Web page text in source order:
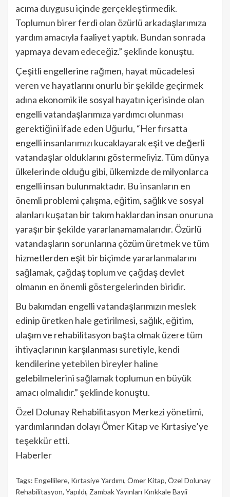
acıma duygusu içinde gerçekleştirmedik.
Toplumun birer ferdi olan özürlü arkadaşlarımıza
yardım amacıyla faaliyet yaptık. Bundan sonrada
yapmaya devam edeceğiz.” şeklinde konuştu.
Çeşitli engellerine rağmen, hayat mücadelesi
veren ve hayatlarını onurlu bir şekilde geçirmek
adına ekonomik ile sosyal hayatın içerisinde olan
engelli vatandaşlarımıza yardımcı olunması
gerektiğini ifade eden Uğurlu, “Her fırsatta
engelli insanlarımızı kucaklayarak eşit ve değerli
vatandaşlar olduklarını göstermeliyiz. Tüm dünya
ülkelerinde olduğu gibi, ülkemizde de milyonlarca
engelli insan bulunmaktadır. Bu insanların en
önemli problemi çalışma, eğitim, sağlık ve sosyal
alanları kuşatan bir takım haklardan insan onuruna
yaraşır bir şekilde yararlanamamalarıdır. Özürlü
vatandaşların sorunlarına çözüm üretmek ve tüm
hizmetlerden eşit bir biçimde yararlanmalarını
sağlamak, çağdaş toplum ve çağdaş devlet
olmanın en önemli göstergelerinden biridir.
Bu bakımdan engelli vatandaşlarımızın meslek
edinip üretken hale getirilmesi, sağlık, eğitim,
ulaşım ve rehabilitasyon başta olmak üzere tüm
ihtiyaçlarının karşılanması suretiyle, kendi
kendilerine yetebilen bireyler haline
gelebilmelerini sağlamak toplumun en büyük
amacı olmalıdır.” şeklinde konuştu.
Özel Dolunay Rehabilitasyon Merkezi yönetimi,
yardımlarından dolayı Ömer Kitap ve Kırtasiye’ye
teşekkür etti.
Haberler
Tags: Engellilere, Kırtasiye Yardımı, Ömer Kitap, Özel Dolunay
Rehabilitasyon, Yapıldı, Zambak Yayınları Kırıkkale Bayii